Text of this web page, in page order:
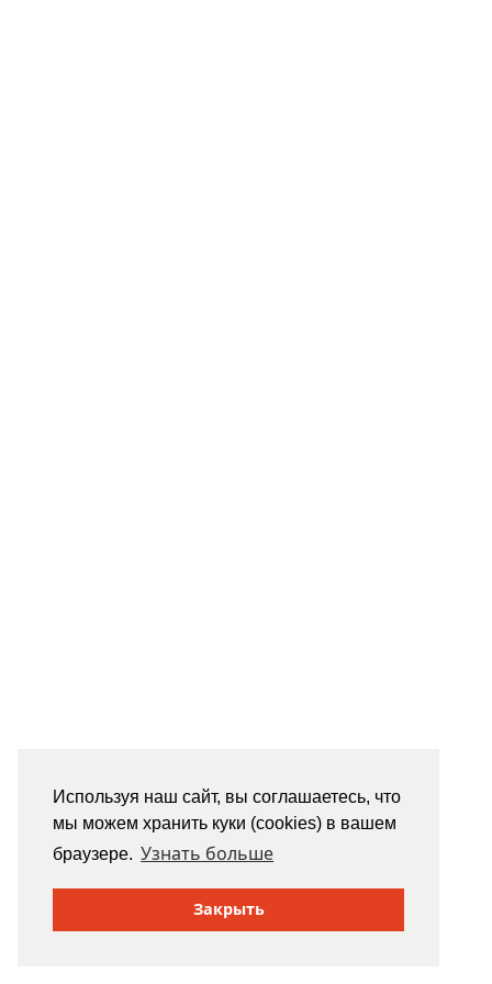
Используя наш сайт, вы соглашаетесь, что
мы можем хранить куки (cookies) в вашем
браузере. Узнать больше
Закрыть